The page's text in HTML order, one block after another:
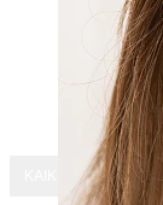
KAIKKI KORUT -15 %